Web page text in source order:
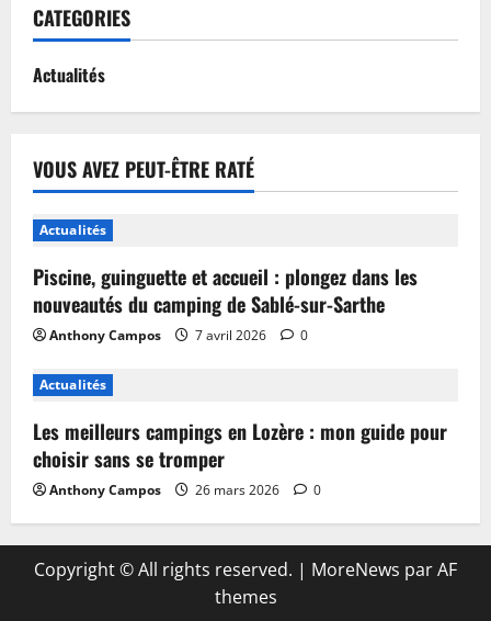
CATEGORIES
Actualités
VOUS AVEZ PEUT-ÊTRE RATÉ
Actualités
Piscine, guinguette et accueil : plongez dans les
nouveautés du camping de Sablé-sur-Sarthe
Anthony Campos 7 avril 2026 0
Actualités
Les meilleurs campings en Lozère : mon guide pour
choisir sans se tromper
Anthony Campos 26 mars 2026 0
Copyright © All rights reserved. | MoreNews par AF
themes